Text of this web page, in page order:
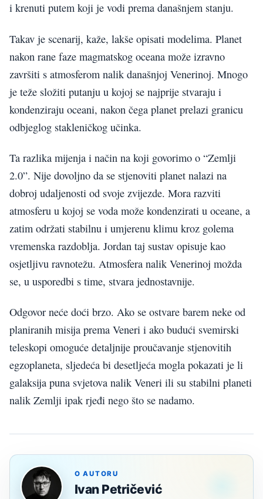
i krenuti putem koji je vodi prema današnjem stanju.
Takav je scenarij, kaže, lakše opisati modelima. Planet
nakon rane faze magmatskog oceana može izravno
završiti s atmosferom nalik današnjoj Venerinoj. Mnogo
je teže složiti putanju u kojoj se najprije stvaraju i
kondenziraju oceani, nakon čega planet prelazi granicu
odbjeglog stakleničkog učinka.
Ta razlika mijenja i način na koji govorimo o “Zemlji
2.0”. Nije dovoljno da se stjenoviti planet nalazi na
dobroj udaljenosti od svoje zvijezde. Mora razviti
atmosferu u kojoj se voda može kondenzirati u oceane, a
zatim održati stabilnu i umjerenu klimu kroz golema
vremenska razdoblja. Jordan taj sustav opisuje kao
osjetljivu ravnotežu. Atmosfera nalik Venerinoj možda
se, u usporedbi s time, stvara jednostavnije.
Odgovor neće doći brzo. Ako se ostvare barem neke od
planiranih misija prema Veneri i ako budući svemirski
teleskopi omoguće detaljnije proučavanje stjenovitih
egzoplaneta, sljedeća bi desetljeća mogla pokazati je li
galaksija puna svjetova nalik Veneri ili su stabilni planeti
nalik Zemlji ipak rjeđi nego što se nadamo.
O AUTORU
Ivan Petričević